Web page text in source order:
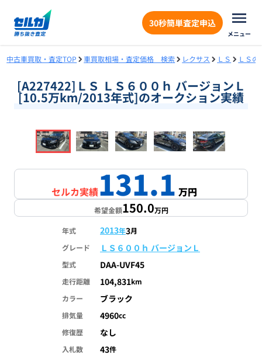
30秒簡単査定申込
メニュー
中古車買取・査定TOP 車買取相場・査定価格 検索 レクサス ＬＳ ＬＳ
[A227422]ＬＳ ＬＳ６００ｈ バージョンＬ
[10.5万km/2013年式]のオークション実績
1/18
セルカ実績131.1万円
希望金額150.0万円
年式 2013年3月
グレード
ＬＳ６００ｈ バージョンＬ
型式 DAA-UVF45
走行距離 104,831km
カラー
ブラック
排気量 4960cc
修復歴
なし
入札数 43件